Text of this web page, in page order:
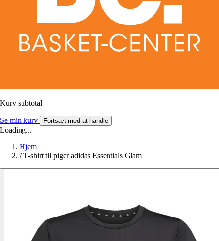
Kurv subtotal
Se min kurv Fortsæt med at handle
Loading...
Hjem
/ T-shirt til piger adidas Essentials Glam